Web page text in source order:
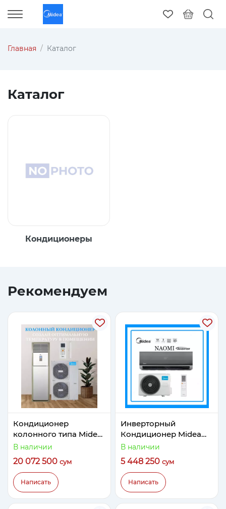
Главная Каталог
Каталог
Кондиционеры
Рекомендуем
Кондиционер
колонного типа Midea
Модель FST 60
В наличии
20 072 500 сум
Написать
Инверторный
Кондиционер Midea
Модель Naomi 12
Inverter
В наличии
5 448 250 сум
Написать